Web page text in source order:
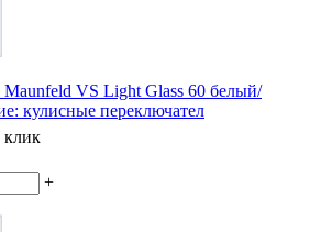
VS Light Glass 60 белый/
кулисные переключател
клик
+